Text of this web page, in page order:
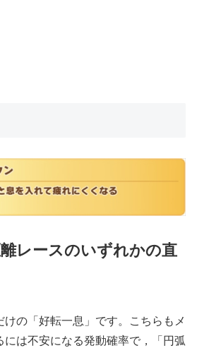
レースのいずれかの直
の「好転一息」です。こちらもメ
には不安になる発動確率で，「円弧